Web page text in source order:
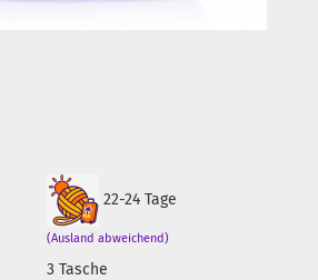
22-24 Tage
(Ausland abweichend)
3Tasche